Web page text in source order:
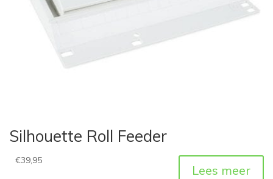
Silhouette Roll Feeder
€39,95
Lees meer